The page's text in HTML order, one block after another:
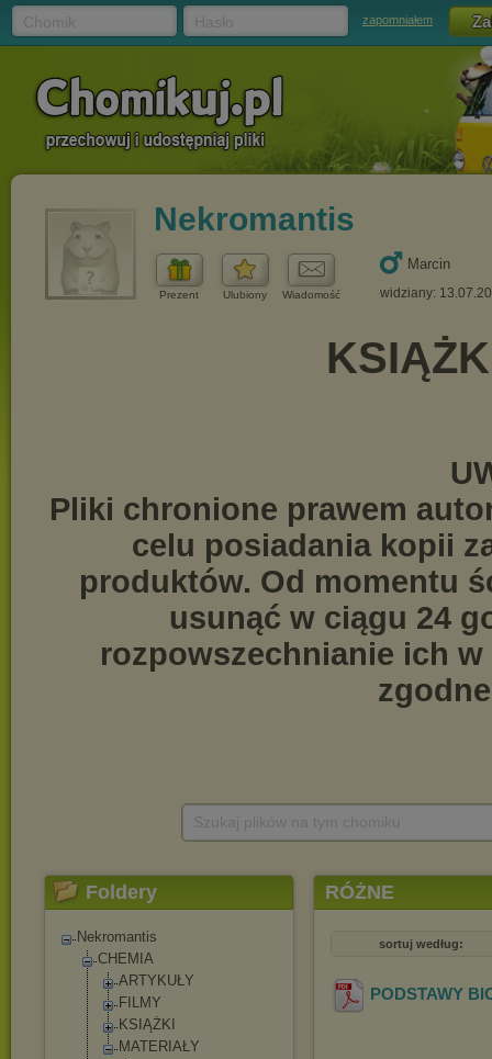
zapomniałem
Nekromantis
Prezent Ulubiony Wiadomość
Marcin
widziany:
Foldery
Nekromantis
CHEMIA
ARTYKUŁY
FILMY
KSIĄŻKI
MATERIAŁY
RÓŻNE
sortuj według:
PODSTAWY